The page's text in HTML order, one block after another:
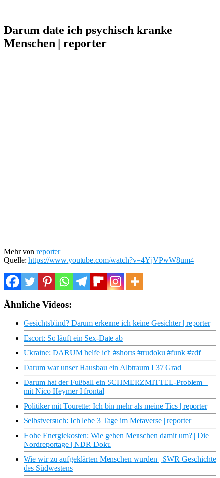
Darum date ich psychisch kranke
Menschen | reporter
Mehr von reporter
Quelle: https://www.youtube.com/watch?v=4YjVPwW8um4
Ähnliche Videos:
Gesichtsblind? Darum erkenne ich keine Gesichter | reporter
Escort: So läuft ein Sex-Date ab
Ukraine: DARUM helfe ich #shorts #trudoku #funk #zdf
Darum war unser Hausbau ein Albtraum I 37 Grad
Darum hat der Fußball ein SCHMERZMITTEL-Problem –
mit Nico Heymer I frontal
Politiker mit Tourette: Ich bin mehr als meine Tics | reporter
Selbstversuch: Ich lebe 3 Tage im Metaverse | reporter
Hohe Energiekosten: Wie gehen Menschen damit um? | Die
Nordreportage | NDR Doku
Wie wir zu aufgeklärten Menschen wurden | SWR Geschichte
des Südwestens